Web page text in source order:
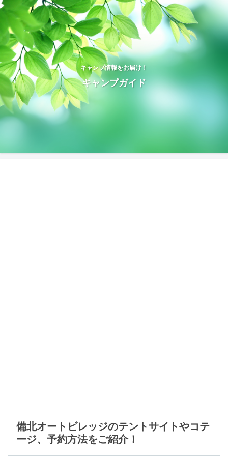
キャンプ情報をお届け！
キャンプガイド
備北オートビレッジのテントサイトやコテ
ージ、予約方法をご紹介！